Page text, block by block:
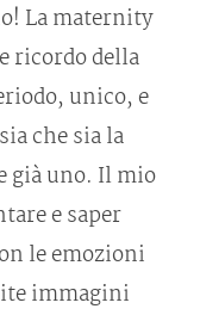
La maternity
ricordo della
unico, e
che sia la
già uno. Il mio
e saper
le emozioni
immagini